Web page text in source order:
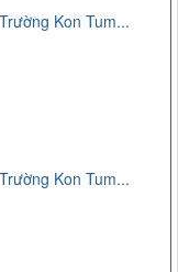
Kon Tum...
Kon Tum...